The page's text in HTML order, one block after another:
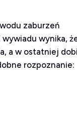
zaburzeń
wynika,
a w ostatniej
rozpoznanie: